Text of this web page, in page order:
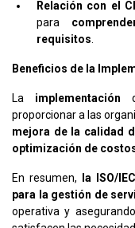
Relación con el
para
requisitos.
Beneficios de la
La implementación
proporcionar a las
mejora de la calidad
optimización de
En resumen, la ISO/
para la gestión de
operativa y